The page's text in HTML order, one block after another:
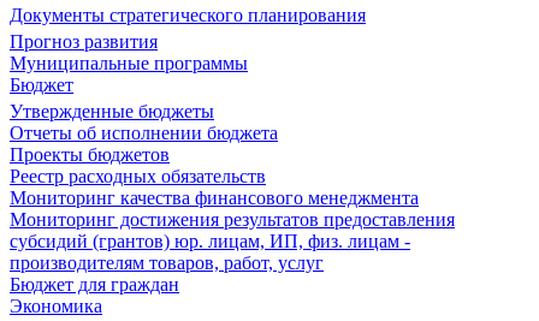
Документы стратегического планирования
Прогноз развития
Муниципальные программы
Бюджет
Утвержденные бюджеты
Отчеты об исполнении бюджета
Проекты бюджетов
Реестр расходных обязательств
Мониторинг качества финансового менеджмента
Мониторинг достижения результатов предоставления
субсидий (грантов) юр. лицам, ИП, физ. лицам -
производителям товаров, работ, услуг
Бюджет для граждан
Экономика